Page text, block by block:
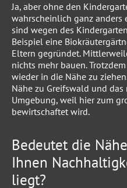
Ja, aber ohne den
wahrscheinlich ganz anders
sind wegen des
Beispiel eine
Eltern gegründet.
nichts mehr bauen.
wieder in die Nähe zu
Nähe zu Greifswald und
Umgebung, weil hier zum
bewirtschaftet wird.
Bedeutet die
Ihnen
liegt?